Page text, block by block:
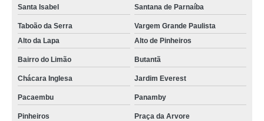
Santa Isabel Santana de Parnaíba
Taboão da Serra
Vargem Grande Paulista
Alto da Lapa
Alto de Pinheiros
Bairro do Limão Butantã
Chácara Inglesa Jardim Everest
Pacaembu Panamby
Pinheiros Praça da Arvore